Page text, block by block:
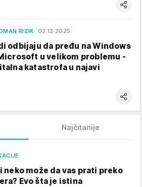
RIZIK 02.12.2025.
odbijaju da pređu na Windows
u velikom problemu -
katastrofa u najavi
Najčitanije
neko može da vas prati preko
Evo šta je istina